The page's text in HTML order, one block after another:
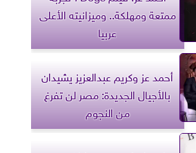
ممتعة ومهلكة.. وميزانيته الأعلى
عربيا
أحمد عز وكريم عبدالعزيز يشيدان
بالأجيال الجديدة: مصر لن تفرغ
من النجوم